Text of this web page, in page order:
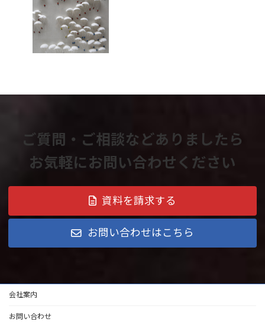
ご質問・ご相談などありましたら
お気軽にお問い合わせください
資料を請求する
お問い合わせはこちら
会社案内
お問い合わせ